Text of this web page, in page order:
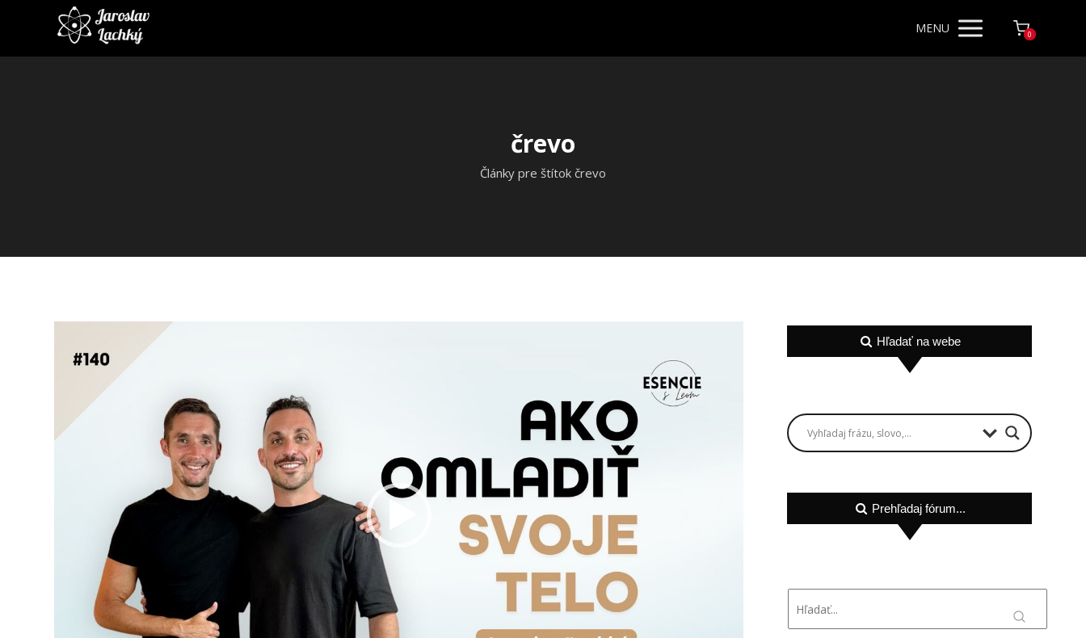
MENU 0
črevo
Články pre štítok črevo
prehrávač
Hľadať na webe
Prehľadaj fórum...